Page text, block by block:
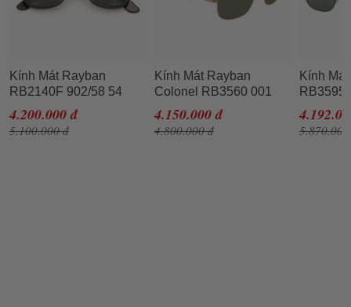
Kính Mát Rayban
RB2140F 902/58 54
Màu Xanh Đen Size 54
4.200.000 đ
5.100.000 đ
Kính Mát Rayban
Colonel RB3560 001
Màu Xanh Green Size
61
4.150.000 đ
4.800.000 đ
Kính
RB3595
Màu